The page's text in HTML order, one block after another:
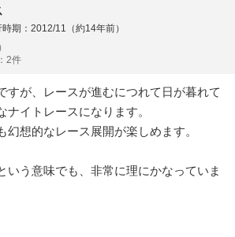
期：2012/11（約14年前）
2件
すが、レースが進むにつれて日が暮れて
ナイトレースになります。
幻想的なレース展開が楽しめます。
いう意味でも、非常に理にかなっていま